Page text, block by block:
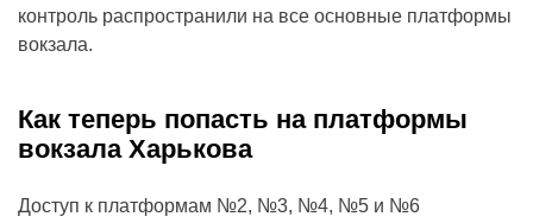
контроль распространили на все основные платформы
вокзала.
Как теперь попасть на платформы
вокзала Харькова
Доступ к платформам №2, №3, №4, №5 и №6